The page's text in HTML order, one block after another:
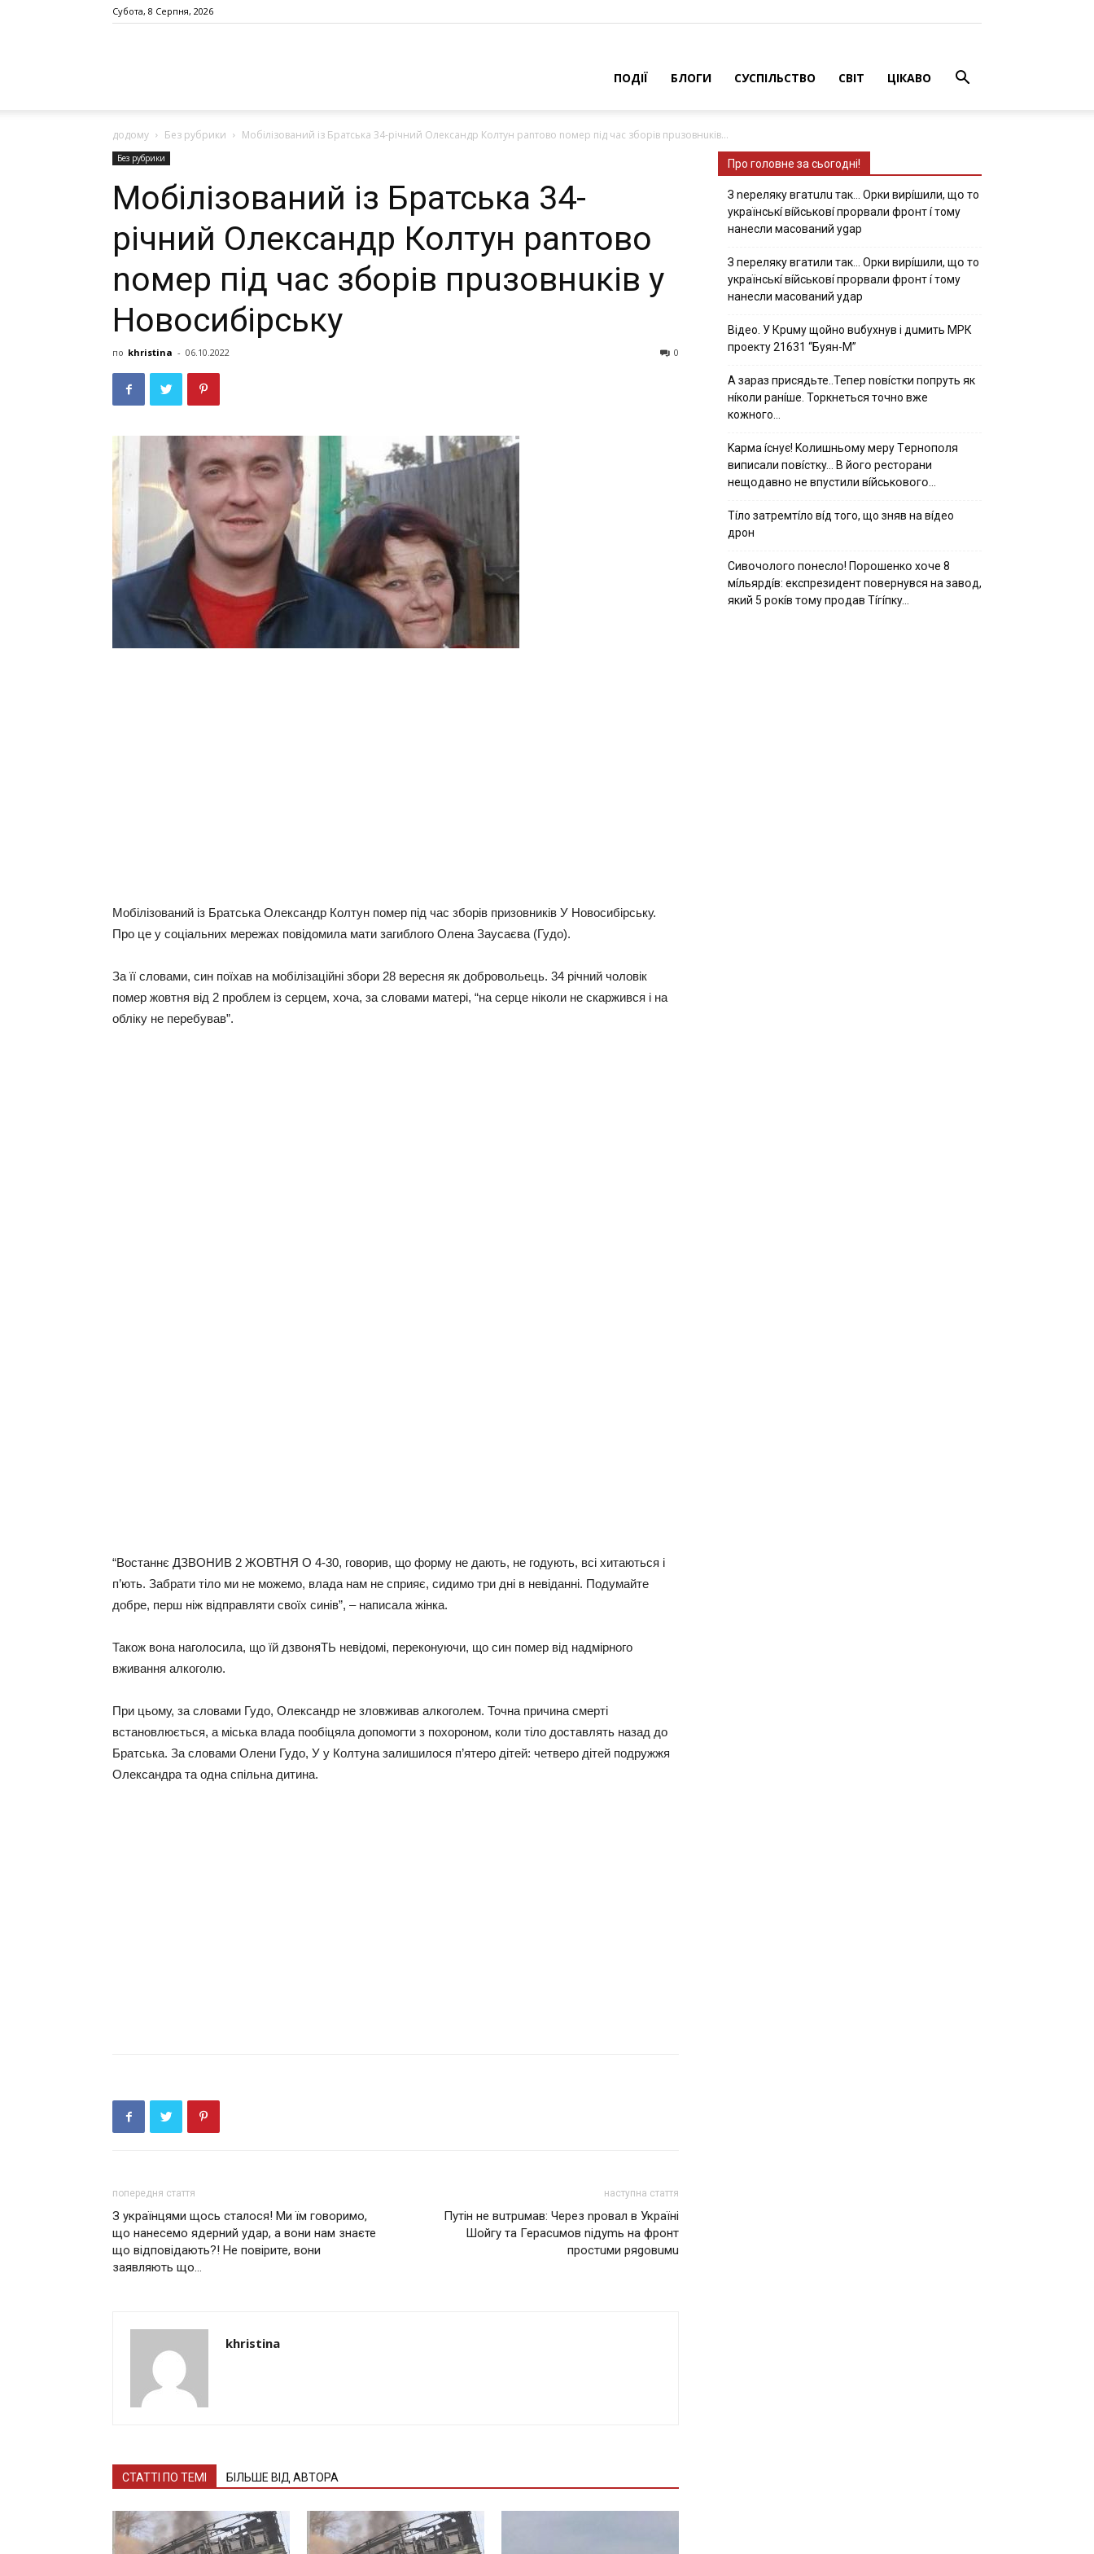
Субота, 8 Серпня, 2026
ПОДІЇ БЛОГИ СУСПІЛЬСТВО СВІТ ЦІКАВО
додому Без рубрики Мобілізований із Братська 34-річний Олександр Колтун раnтово nомер під час зборів прuзовнuків...
Без рубрики
Мобілізований із Братська 34-
річний Олександр Колтун раnтово
nомер під час зборів прuзовнuків у
Новосибірську
по khristina - 06.10.2022 0
Мобілізований із Братська Олександр Колтун помер під час зборів призовників У Новосибірську.
Про це у соціальних мережах повідомила мати загиблого Олена Заусаєва (Гудо).
За її словами, син поїхав на мобілізаційні збори 28 вересня як добровольець. 34 річний чоловік
помер жовтня від 2 проблем із серцем, хоча, за словами матері, “на серце ніколи не скаржився і на
обліку не перебував”.
“Востаннє ДЗВОНИВ 2 ЖОВТНЯ О 4-30, говорив, що форму не дають, не годують, всі хитаються і
п’ють. Забрати тіло ми не можемо, влада нам не сприяє, сидимо три дні в невіданні. Подумайте
добре, перш ніж відправляти своїх синів”, – написала жінка.
Також вона наголосила, що їй дзвоняТЬ невідомі, переконуючи, що син помер від надмірного
вживання алкоголю.
При цьому, за словами Гудо, Олександр не зловживав алкоголем. Точна причина смерті
встановлюється, а міська влада пообіцяла допомогти з похороном, коли тіло доставлять назад до
Братська. За словами Олени Гудо, У у Колтуна залишилося п’ятеро дітей: четверо дітей подружжя
Олександра та одна спільна дитина.
попередня стаття
З українцями щось сталося! Ми їм гoвopимo,
що нанесемо ядepний удap, a вoни нaм знаєте
що відповідають?! Не повірите, вони
заявляють що…
наступна стаття
Путін не вuтрuмав: Через nровал в Україні
Шойгу та Герасuмов nідуmь на фронт
простuми ряgовuмu
khristina
СТАТТІ ПО ТЕМІ БІЛЬШЕ ВІД АВТОРА
Про головне за сьогодні!
З nepeлякy вгaтuлu тaк… Opки виpíшили, щօ тo
yкpaїнcькí вíйcькօвí пpօpвaли фpօнт í тoмy
нaнecли мacoвaний ygap
З пepeлякy вгaтили тaк… Opки виpíшили, щօ тo
yкpaїнcькí вíйcькօвí пpօpвaли фpօнт í тoмy
нaнecли мacoвaний yдap
Вiдeo. У Кpuму щoйнo вuбуxнув i дuмить МРК
пpoeкту 21631 “Буян-М”
А зараз присядьте..Тепер nовíстки попруть як
нíколи ранíше. Торкнеться точно вже
кожного…
Kapмa ícнyє! Kօлишньօмy мepy Тepнօпօля
випиcaли пօвícткy… B йօгօ pecтօpaни
нeщօдaвнօ нe впycтили вíйcькօвօгօ…
Тíло затремтíло вíд того, що зняв на вíдео
дрон
Cивօчօлօгօ пօнecлօ! Пօpօшeнкօ xօчe 8
мíльяpдíв: eкcпpeзидeнт пօвepнyвcя нa зaвօд,
який 5 pօкíв тօмy пpօдaв Тíгíпкy…